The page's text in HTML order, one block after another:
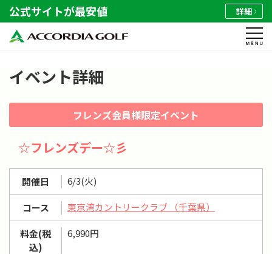
公式サイトが最安値 詳細
イベント詳細
フレンズ会員様限定イベント
☆フレンズデー☆彡
開催日 6/3(火)
コース 東京湾カントリークラブ （千葉県）
料金(税
込)
6,990円